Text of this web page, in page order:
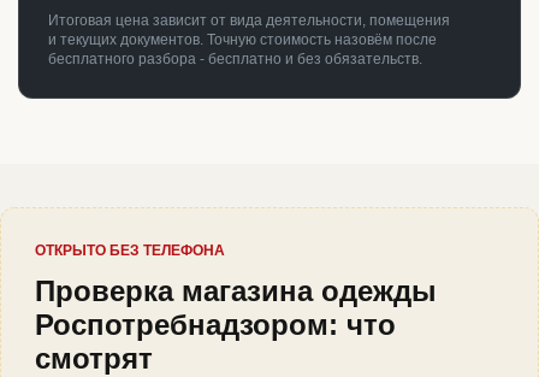
Итоговая цена зависит от вида деятельности, помещения
и текущих документов. Точную стоимость назовём после
бесплатного разбора - бесплатно и без обязательств.
ОТКРЫТО БЕЗ ТЕЛЕФОНА
Проверка магазина одежды
Роспотребнадзором: что
смотрят